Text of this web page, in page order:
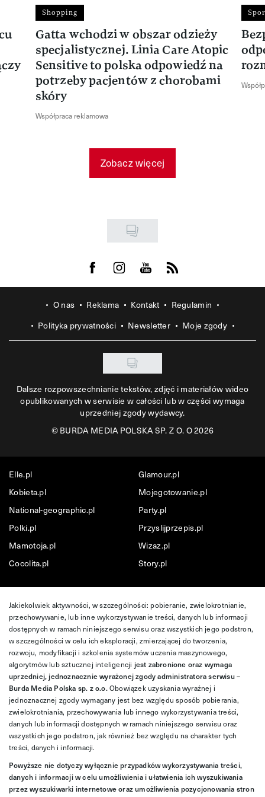
Shopping
Gatta wchodzi w obszar odzieży
specjalistycznej. Linia Care Atopic
Sensitive to polska odpowiedź na
potrzeby pacjentów z chorobami
skóry
Współpraca reklamowa
Zobacz więcej
Visit us on Facebook
Visit us on Instagram
Visit us on Youtube
Visit us on Rss
O nas Reklama Kontakt
Regulamin
Polityka prywatności
Newsletter Moje zgody
Dalsze rozpowszechnianie tekstów, zdjęć i materiałów wideo
opublikowanych w serwisie w całości lub w części wymaga
uprzedniej zgody wydawcy.
©BURDA MEDIA POLSKA SP. Z O. O 2026
Elle.pl
Glamour.pl
Kobieta.pl
Mojegotowanie.pl
National-geographic.pl
Party.pl
Polki.pl
Przyslijprzepis.pl
Mamotoja.pl
Wizaz.pl
Cocolita.pl
Story.pl
Jakiekolwiek aktywności, w szczególności: pobieranie, zwielokrotnianie,
przechowywanie, lub inne wykorzystywanie treści, danych lub informacji
dostępnych w ramach niniejszego serwisu oraz wszystkich jego podstron,
w szczególności w celu ich eksploracji, zmierzającej do tworzenia,
rozwoju, modyfikacji i szkolenia systemów uczenia maszynowego,
algorytmów lub sztucznej inteligencji jest zabronione oraz wymaga
uprzedniej, jednoznacznie wyrażonej zgody administratora serwisu –
Burda Media Polska sp. z o.o.Obowiązek uzyskania wyraźnej i
jednoznacznej zgody wymagany jest bez względu sposób pobierania,
zwielokrotniania, przechowywania lub innego wykorzystywania treści,
danych lub informacji dostępnych w ramach niniejszego serwisu oraz
wszystkich jego podstron, jak również bez względu na charakter tych
treści, danych i informacji.
Powyższe nie dotyczy wyłącznie przypadków wykorzystywania treści,
danych i informacji w celu umożliwienia i ułatwienia ich wyszukiwania
przez wyszukiwarki internetowe oraz umożliwienia pozycjonowania stron